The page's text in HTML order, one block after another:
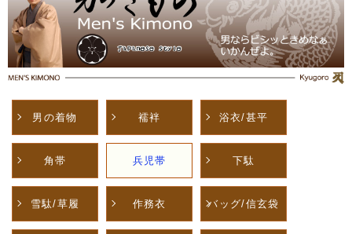
男の着物 襦袢 浴衣/甚平
角帯 兵児帯 下駄
雪駄/草履 作務衣 バッグ/信玄袋